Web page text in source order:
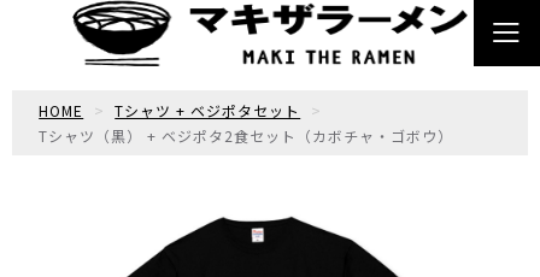
HOME
Tシャツ + ベジポタセット
Tシャツ（黒） + ベジポタ2食セット（カボチャ・ゴボウ）